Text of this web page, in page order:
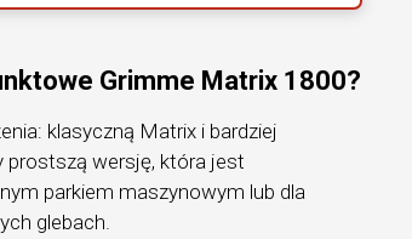
Grimme Matrix 1800?
klasyczną Matrix i bardziej
wersję, która jest
parkiem maszynowym lub dla
glebach.